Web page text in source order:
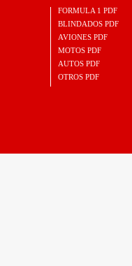
FORMULA 1 PDF
BLINDADOS PDF
AVIONES PDF
MOTOS PDF
AUTOS PDF
OTROS PDF